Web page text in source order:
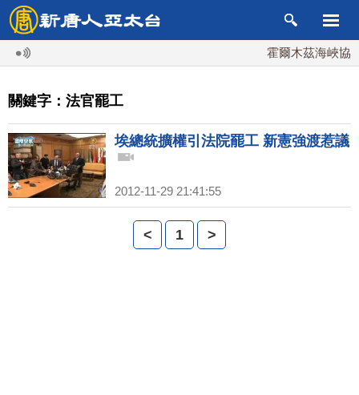
霍爾木茲海峽協
關鍵字：法官罷工
埃總統擴權引法院罷工 新憲強渡惹議
2012-11-29 21:41:55
< 1 >